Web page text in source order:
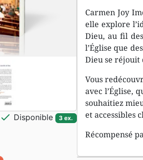
Carmen Joy
elle explore
Dieu, au fil
l’Église que
Dieu se
Vous
avec l’Église,
souhaitiez
et accessibles
Récompensé
check Disponible 3 ex.